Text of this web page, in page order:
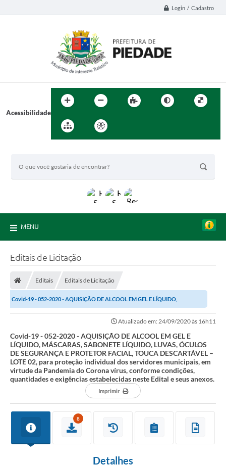
Login / Cadastro
Acessibilidade
MENU
Editais de Licitação
Editais Editais de Licitação
Covid-19 - 052-2020 - AQUISIÇÃO DE ALCOOL EM GEL E LÍQUIDO,
Atualizado em: 24/09/2020 às 16h11
Covid-19 - 052-2020 - AQUISIÇÃO DE ALCOOL EM GEL E
LÍQUIDO, MÁSCARAS, SABONETE LÍQUIDO, LUVAS, ÓCULOS
DE SEGURANÇA E PROTETOR FACIAL, TOUCA DESCARTÁVEL –
LOTE 02, para proteção individual dos servidores municipais, em
virtude da Pandemia do Corona vírus, conforme condições,
quantidades e exigências estabelecidas neste Edital e seus anexos.
Imprimir
8
Detalhes